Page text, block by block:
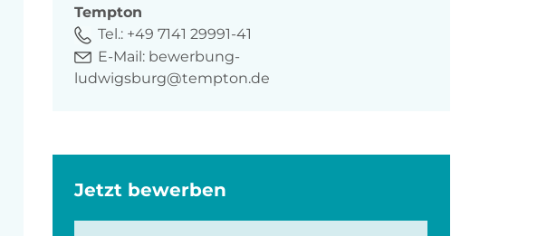
Tempton
Tel.: +49 7141 29991-41
E-Mail: bewerbung-
ludwigsburg@tempton.de
Jetzt bewerben